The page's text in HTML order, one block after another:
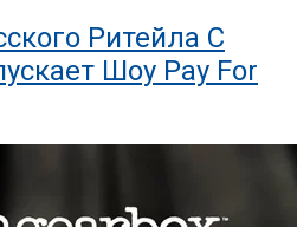
Ритейла C
Шоу Pay For